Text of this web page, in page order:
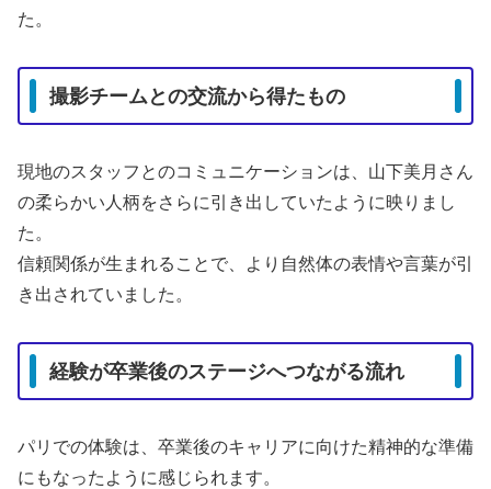
た。
撮影チームとの交流から得たもの
現地のスタッフとのコミュニケーションは、山下美月さん
の柔らかい人柄をさらに引き出していたように映りまし
た。
信頼関係が生まれることで、より自然体の表情や言葉が引
き出されていました。
経験が卒業後のステージへつながる流れ
パリでの体験は、卒業後のキャリアに向けた精神的な準備
にもなったように感じられます。